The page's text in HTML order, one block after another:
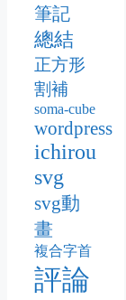
筆記
總結
正方形
割補
soma-cube
wordpress
ichirou
svg
svg動
畫
複合字首
評論